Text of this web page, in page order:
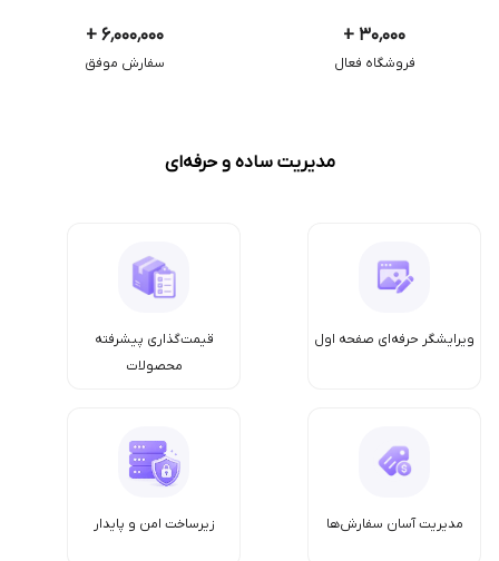
۳۰٬۰۰۰ +
فروشگاه فعال
۶٬۰۰۰٬۰۰۰ +
سفارش موفق
مدیریت ساده و حرفه‌ای
ویرایشگر حرفه‌ای صفحه اول
قیمت‌گذاری پیشرفته
محصولات
مدیریت آسان سفارش‌ها زیرساخت امن‌ و پایدار